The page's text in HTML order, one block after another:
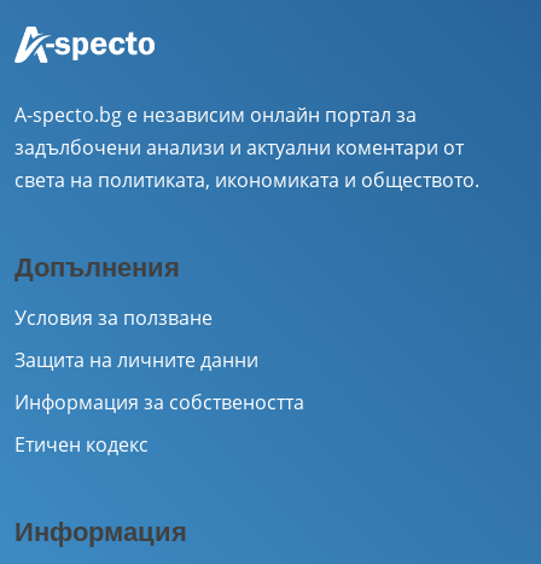
A-specto.bg е независим онлайн портал за
задълбочени анализи и актуални коментари от
света на политиката, икономиката и обществото.
Допълнения
Условия за ползване
Защита на личните данни
Информация за собствеността
Етичен кодекс
Информация